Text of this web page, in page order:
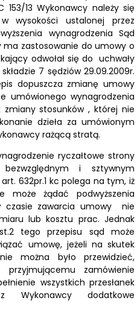
153/13 Wykonawcy należy się
wysokości ustalonej przez
wynagrodzenia Sąd
ma zastosowanie do umowy o
odwołał się do uchwały
7 sędziów 29.09.2009r.
dopuszcza zmianę umowy
umówionego wynagrodzenia
zmiany stosunków , której nie
dzieła za umówionym
rażącą stratą.
ryczałtowe strony
i sztywnym
632pr.1 kc polega na tym, iż
może żądać podwyższenia
czasie zawarcia umowy nie
lub kosztu prac. Jednak
tego przepisu sąd może
umowę, jeżeli na skutek
można było przewidzieć,
przyjmującemu zamówienie
wszystkich przesłanek
dodatkowe